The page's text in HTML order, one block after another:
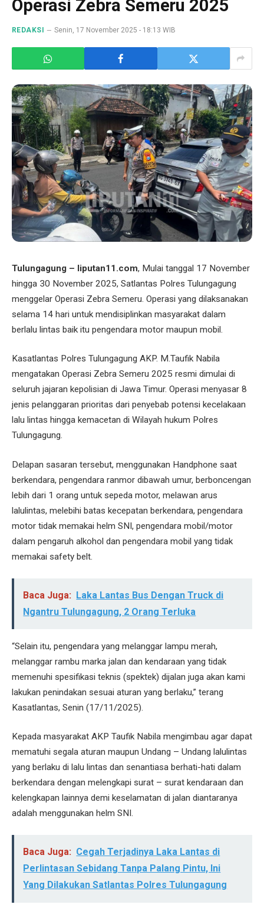
Operasi Zebra Semeru 2025
REDAKSI Senin, 17 November 2025 - 18:13 WIB
Tulungagung – liputan11.com, Mulai tanggal 17 November
hingga 30 November 2025, Satlantas Polres Tulungagung
menggelar Operasi Zebra Semeru. Operasi yang dilaksanakan
selama 14 hari untuk mendisiplinkan masyarakat dalam
berlalu lintas baik itu pengendara motor maupun mobil.
Kasatlantas Polres Tulungagung AKP. M.Taufik Nabila
mengatakan Operasi Zebra Semeru 2025 resmi dimulai di
seluruh jajaran kepolisian di Jawa Timur. Operasi menyasar 8
jenis pelanggaran prioritas dari penyebab potensi kecelakaan
lalu lintas hingga kemacetan di Wilayah hukum Polres
Tulungagung.
Delapan sasaran tersebut, menggunakan Handphone saat
berkendara, pengendara ranmor dibawah umur, berboncengan
lebih dari 1 orang untuk sepeda motor, melawan arus
lalulintas, melebihi batas kecepatan berkendara, pengendara
motor tidak memakai helm SNI, pengendara mobil/motor
dalam pengaruh alkohol dan pengendara mobil yang tidak
memakai safety belt.
Baca Juga: Laka Lantas Bus Dengan Truck di
Ngantru Tulungagung, 2 Orang Terluka
“Selain itu, pengendara yang melanggar lampu merah,
melanggar rambu marka jalan dan kendaraan yang tidak
memenuhi spesifikasi teknis (spektek) dijalan juga akan kami
lakukan penindakan sesuai aturan yang berlaku,” terang
Kasatlantas, Senin (17/11/2025).
Kepada masyarakat AKP Taufik Nabila mengimbau agar dapat
mematuhi segala aturan maupun Undang – Undang lalulintas
yang berlaku di lalu lintas dan senantiasa berhati-hati dalam
berkendara dengan melengkapi surat – surat kendaraan dan
kelengkapan lainnya demi keselamatan di jalan diantaranya
adalah menggunakan helm SNI.
Baca Juga: Cegah Terjadinya Laka Lantas di
Perlintasan Sebidang Tanpa Palang Pintu, Ini
Yang Dilakukan Satlantas Polres Tulungagung